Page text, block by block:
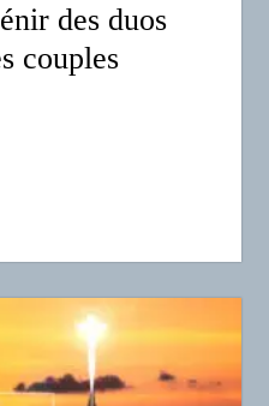
des duos
couples